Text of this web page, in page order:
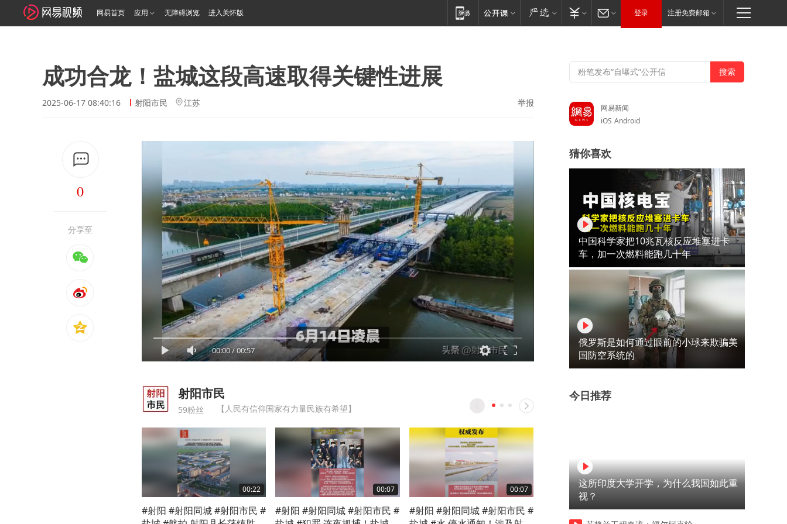
网易首页 应用 无障碍浏览 进入关怀版 登录 注册免费邮箱
成功合龙！盐城这段高速取得关键性进展
2025-06-17 08:40:16 射阳市民 江苏 举报
0
分享至
00:00/00:57
射阳市民
59粉丝 【人民有信仰国家有力量民族有希望】
00:22
#射阳 #射阳同城 #射阳市民 #
00:07
#射阳 #射阳同城 #射阳市民 #
00:07
#射阳 #射阳同城 #射阳市民 #
00:07
#射阳 #射阳同城 #射阳市民 #
#射阳 #射阳同城 #射阳市民
网易新闻
iOS Android
猜你喜欢
中国科学家把10兆瓦核反应堆塞进卡
车，加一次燃料能跑几十年
俄罗斯是如何通过眼前的小球来欺骗美
国防空系统的
今日推荐
这所印度大学开学，为什么我国如此重
视？